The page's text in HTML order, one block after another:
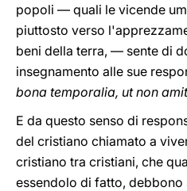
popoli — quali le vicende
piuttosto verso
beni della terra, — sente di
insegnamento alle sue
bona temporalia, ut non
E da questo senso di
del cristiano chiamato a
cristiano tra cristiani, che
essendolo di fatto,